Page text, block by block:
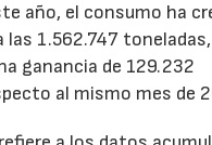
año, el consumo ha
las 1.562.747
ganancia de 129.232
al mismo mes de